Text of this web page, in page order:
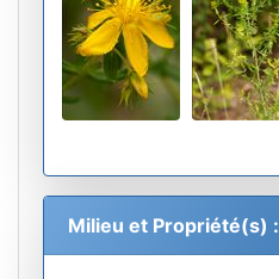
Milieu et Propriété(s) :